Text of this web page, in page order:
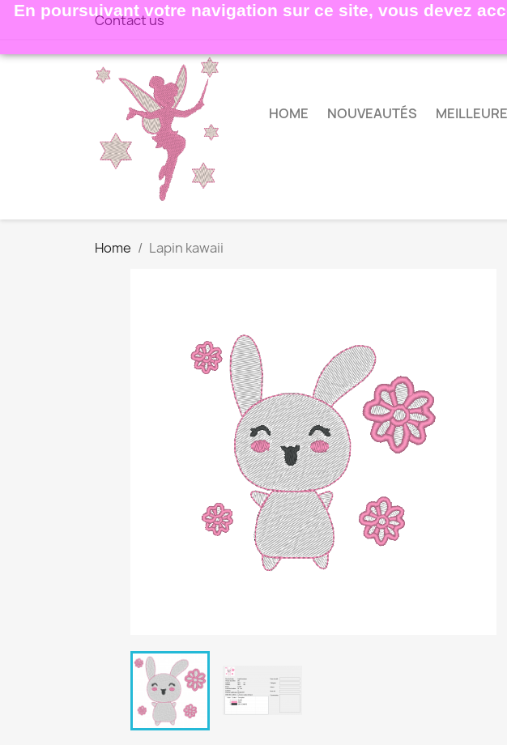
En poursuivant votre navigation sur ce site, vous devez
Contact us
HOME NOUVEAUTÉS
Home Lapin kawaii